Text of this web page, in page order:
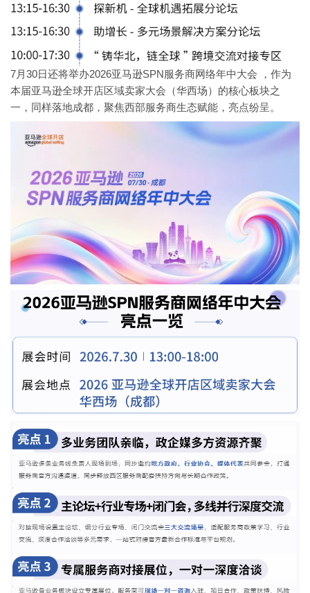
7月30日还将举办2026亚马逊SPN服务商网络年中大会 ，作为
本届亚马逊全球开店区域卖家大会（华西场）的核心板块之
一，同样落地成都，聚焦西部服务商生态赋能，亮点纷呈。